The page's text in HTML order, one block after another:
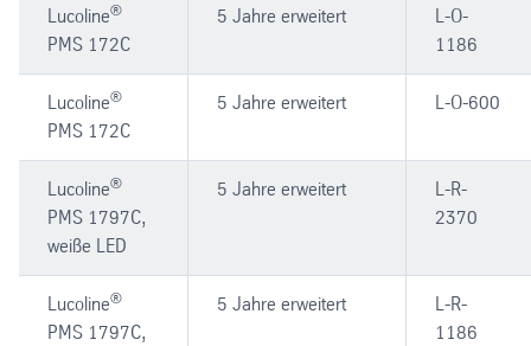
Lucoline®
PMS 172C
5 Jahre erweitert
L-O-
1186
Lucoline®
PMS 172C
5 Jahre erweitert L-O-600
Lucoline®
PMS 1797C,
weiße LED
5 Jahre erweitert
L-R-
2370
Lucoline®
PMS 1797C,
5 Jahre erweitert
L-R-
1186